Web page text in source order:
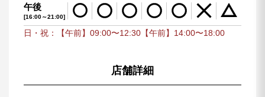
午後
[16:00～21:00]
日・祝：【午前】09:00〜12:30【午前】14:00〜18:00
店舗詳細